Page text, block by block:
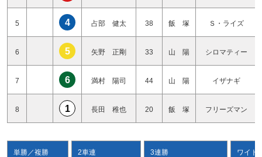
5 4 占部 健太 38 飯 塚 Ｓ・ライズ
6 5 矢野 正剛 33 山 陽 シロマティー
7 6 満村 陽司 44 山 陽 イザナギ
8 1 長田 稚也 20 飯 塚 フリーズマン
単勝／複勝 2車連 3連勝 ワイド